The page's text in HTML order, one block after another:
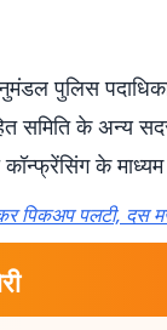
पुलिस
समिति के अन्य
कॉन्फ्रेंसिंग के
पिकअप पलटी, दस